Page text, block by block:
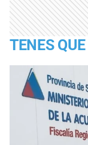
TENES